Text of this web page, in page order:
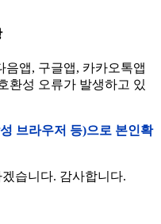
음앱, 구글앱, 카카오톡앱
환성 오류가 발생하고 있
브라우저 등)으로 본인확
습니다. 감사합니다.